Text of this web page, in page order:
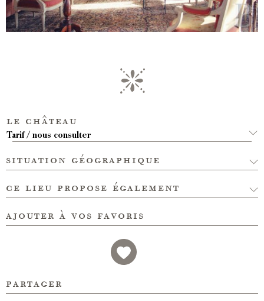
le château
Tarif / nous consulter
situation géographique
ce lieu propose également
ajouter à vos favoris
partager